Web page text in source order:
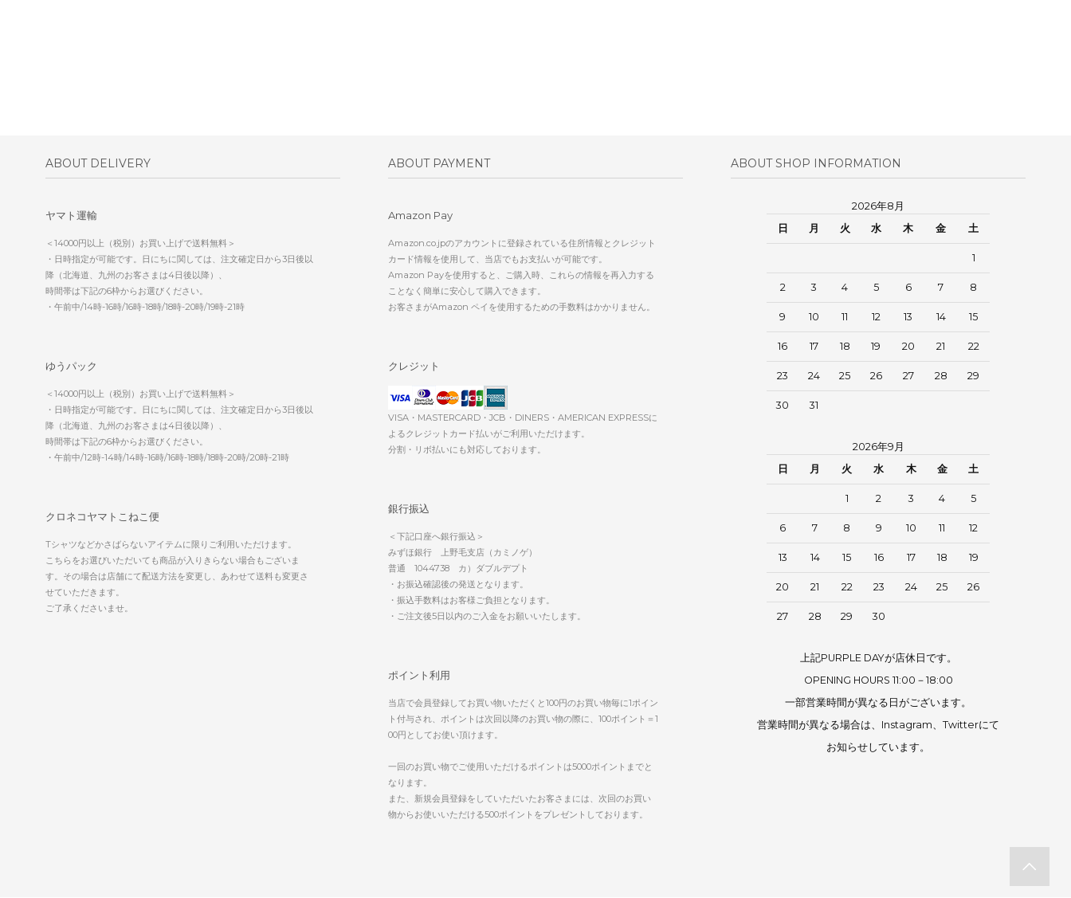
ABOUT DELIVERY
ヤマト運輸
＜14000円以上（税別）お買い上げで送料無料＞
・日時指定が可能です。日にちに関しては、注文確定日から3日後以
降（北海道、九州のお客さまは4日後以降）、
時間帯は下記の6枠からお選びください。
・午前中/14時-16時/16時-18時/18時-20時/19時-21時
ゆうパック
＜14000円以上（税別）お買い上げで送料無料＞
・日時指定が可能です。日にちに関しては、注文確定日から3日後以
降（北海道、九州のお客さまは4日後以降）、
時間帯は下記の6枠からお選びください。
・午前中/12時-14時/14時-16時/16時-18時/18時-20時/20時-21時
クロネコヤマトこねこ便
Tシャツなどかさばらないアイテムに限りご利用いただけます。
こちらをお選びいただいても商品が入りきらない場合もございま
す。その場合は店舗にて配送方法を変更し、あわせて送料も変更さ
せていただきます。
ご了承くださいませ。
ABOUT PAYMENT
Amazon Pay
Amazon.co.jpのアカウントに登録されている住所情報とクレジット
カード情報を使用して、当店でもお支払いが可能です。
Amazon Payを使用すると、ご購入時、これらの情報を再入力する
ことなく簡単に安心して購入できます。
お客さまがAmazon ペイを使用するための手数料はかかりません。
クレジット
VISA・MASTERCARD・JCB・DINERS・AMERICAN EXPRESSに
よるクレジットカード払いがご利用いただけます。
分割・リボ払いにも対応しております。
銀行振込
＜下記口座へ銀行振込＞
みずほ銀行 上野毛支店（カミノゲ）
普通 1044738 カ）ダブルデプト
・お振込確認後の発送となります。
・振込手数料はお客様ご負担となります。
・ご注文後5日以内のご入金をお願いいたします。
ポイント利用
当店で会員登録してお買い物いただくと100円のお買い物毎に1ポイン
ト付与され、ポイントは次回以降のお買い物の際に、100ポイント＝1
00円としてお使い頂けます。
一回のお買い物でご使用いただけるポイントは5000ポイントまでと
なります。
また、新規会員登録をしていただいたお客さまには、次回のお買い
物からお使いいただける500ポイントをプレゼントしております。
ABOUT SHOP INFORMATION
2026年8月
日
月 火 水 木 金 土
1
2 3 4 5 6 7 8
9 10 11 12 13 14 15
16 17 18 19 20 21 22
23 24 25 26 27 28 29
30 31
2026年9月
日
月 火 水 木 金 土
1 2 3 4 5
6 7 8 9 10 11 12
13 14 15 16 17 18 19
20 21 22 23 24 25 26
27 28 29 30
上記PURPLE DAYが店休日です。
OPENING HOURS 11:00－18:00
一部営業時間が異なる日がございます。
営業時間が異なる場合は、Instagram、Twitterにて
お知らせしています。